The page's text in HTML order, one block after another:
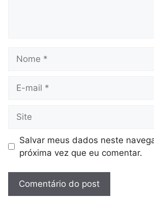
mail
Salvar meus dados neste
próxima vez que eu comentar.